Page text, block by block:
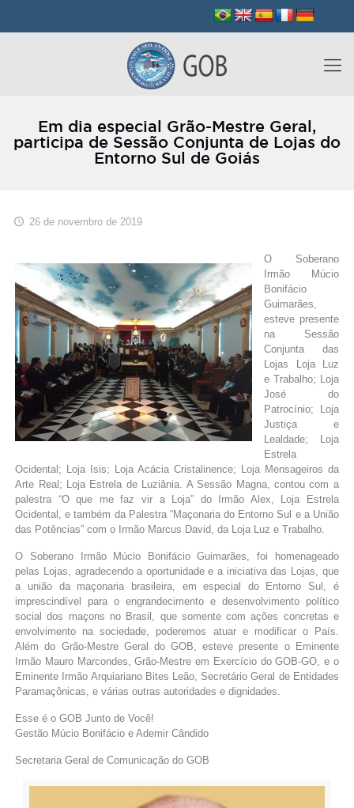
Em dia especial Grão-Mestre Geral,
participa de Sessão Conjunta de Lojas do
Entorno Sul de Goiás
26 de novembro de 2019
O Soberano
Irmão Múcio
Bonifácio
Guimarães,
esteve presente
na Sessão
Conjunta das
Lojas Loja Luz
e Trabalho; Loja
José do
Patrocínio; Loja
Justiça e
Lealdade; Loja
Estrela
Ocidental; Loja Isis; Loja Acácia Cristalinence; Loja Mensageiros da
Arte Real; Loja Estrela de Luziânia. A Sessão Magna, contou com a
palestra “O que me faz vir a Loja” do Irmão Alex, Loja Estrela
Ocidental, e também da Palestra “Maçonaria do Entorno Sul e a União
das Potências” com o Irmão Marcus David, da Loja Luz e Trabalho.
O Soberano Irmão Múcio Bonifácio Guimarães, foi homenageado
pelas Lojas, agradecendo a oportunidade e a iniciativa das Lojas, que
a união da maçonaria brasileira, em especial do Entorno Sul, é
imprescindível para o engrandecimento e desenvolvimento político
social dos maçons no Brasil, que somente com ações concretas e
envolvimento na sociedade, poderemos atuar e modificar o País.
Além do Grão-Mestre Geral do GOB, esteve presente o Eminente
Irmão Mauro Marcondes, Grão-Mestre em Exercício do GOB-GO, e o
Eminente Irmão Arquiariano Bites Leão, Secretário Geral de Entidades
Paramaçônicas, e várias outras autoridades e dignidades.
Esse é o GOB Junto de Você!
Gestão Múcio Bonifácio e Ademir Cândido
Secretaria Geral de Comunicação do GOB